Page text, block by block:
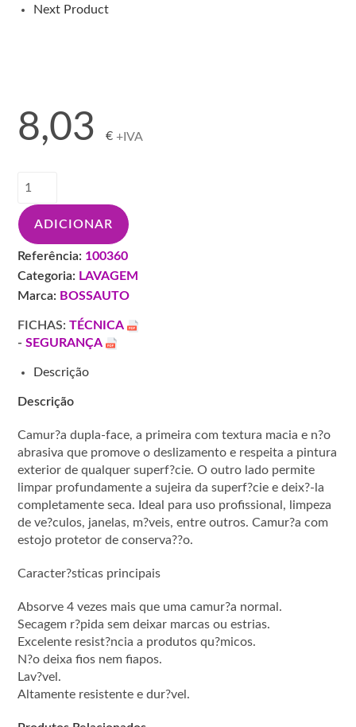
Next Product
8,03€ +IVA
BS
CAMURCA
SUPER
AZUL
66X43CM
ADICIONAR
Referência: 100360
Categoria: LAVAGEM
Marca: BOSSAUTO
FICHAS:TÉCNICA
-SEGURANÇA
Descrição
Descrição
Camur?a dupla-face, a primeira com textura macia e n?o
abrasiva que promove o deslizamento e respeita a pintura
exterior de qualquer superf?cie. O outro lado permite
limpar profundamente a sujeira da superf?cie e deix?-la
completamente seca. Ideal para uso profissional, limpeza
de ve?culos, janelas, m?veis, entre outros. Camur?a com
estojo protetor de conserva??o.
Caracter?sticas principais
Absorve 4 vezes mais que uma camur?a normal.
Secagem r?pida sem deixar marcas ou estrias.
Excelente resist?ncia a produtos qu?micos.
N?o deixa fios nem fiapos.
Lav?vel.
Altamente resistente e dur?vel.